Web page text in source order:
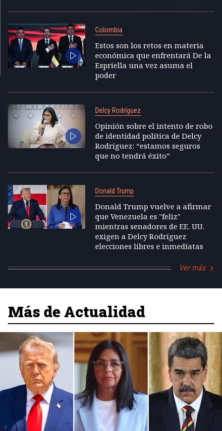
Colombia
Estos son los retos en materia
económica que enfrentará De la
Espriella una vez asuma el
poder
Delcy Rodríguez
Opinión sobre el intento de robo
de identidad política de Delcy
Rodríguez: “estamos seguros
que no tendrá éxito”
Donald Trump
Donald Trump vuelve a afirmar
que Venezuela es "feliz"
mientras senadores de EE. UU.
exigen a Delcy Rodríguez
elecciones libres e inmediatas
Ver más
Más de Actualidad